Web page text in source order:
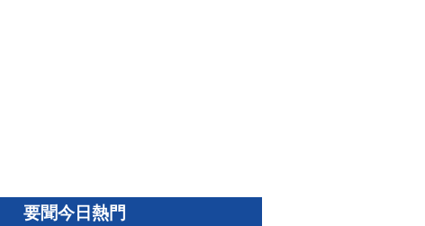
要聞今日熱門